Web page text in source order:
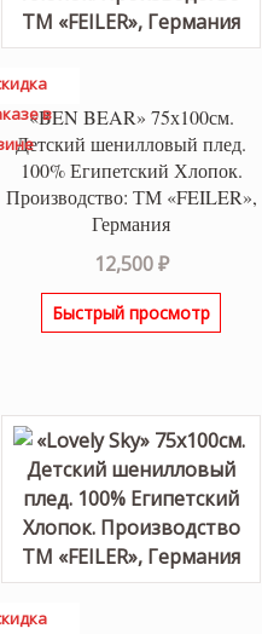
в
«BEN BEAR» 75х100см.
Детский шенилловый плед.
100% Египетский Хлопок.
Производство: ТМ «FEILER»,
Германия
12,500₽
Быстрый просмотр